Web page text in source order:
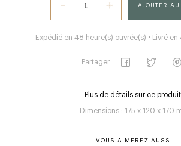
AJOUTER
Expédié en 48 heure(s) ouvrée(s) • Livré en
Partager
Plus de détails sur ce produit
Dimensions : 175 x 120 x 170
VOUS AIMEREZ AUSSI